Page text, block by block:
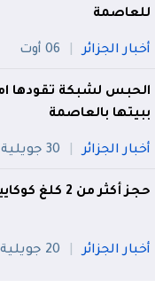
للعاصمة
أخبار الجزائر 06 أوت
الحبس لشبكة تقودها
ببيتها بالعاصمة
أخبار الجزائر 30 جويلية
حجز أكثر من 2 كلغ كوكايين وتوقيف مروجين بوهران
أخبار الجزائر 20 جويلية